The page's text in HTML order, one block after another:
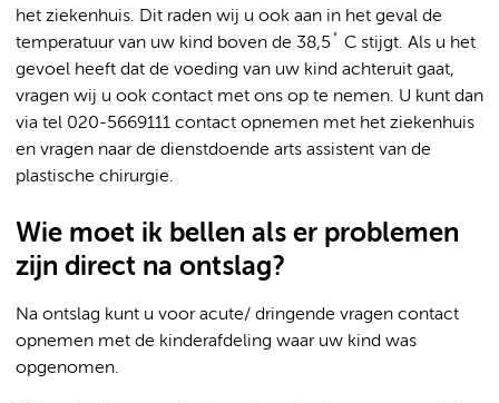
het ziekenhuis. Dit raden wij u ook aan in het geval de
temperatuur van uw kind boven de 38,5˚ C stijgt. Als u het
gevoel heeft dat de voeding van uw kind achteruit gaat,
vragen wij u ook contact met ons op te nemen. U kunt dan
via tel 020-5669111 contact opnemen met het ziekenhuis
en vragen naar de dienstdoende arts assistent van de
plastische chirurgie.
Wie moet ik bellen als er problemen
zijn direct na ontslag?
Na ontslag kunt u voor acute/ dringende vragen contact
opnemen met de kinderafdeling waar uw kind was
opgenomen.